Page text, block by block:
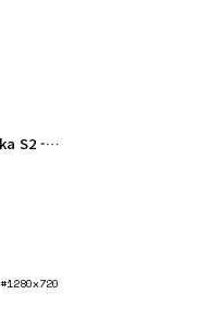
[SubsPlease] Isekai Nonbiri Nouka S2 - 09.mkv
#1280x720